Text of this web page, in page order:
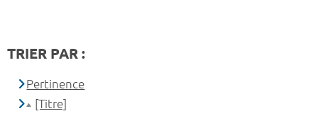
TRIER PAR :
Pertinence
[Titre]